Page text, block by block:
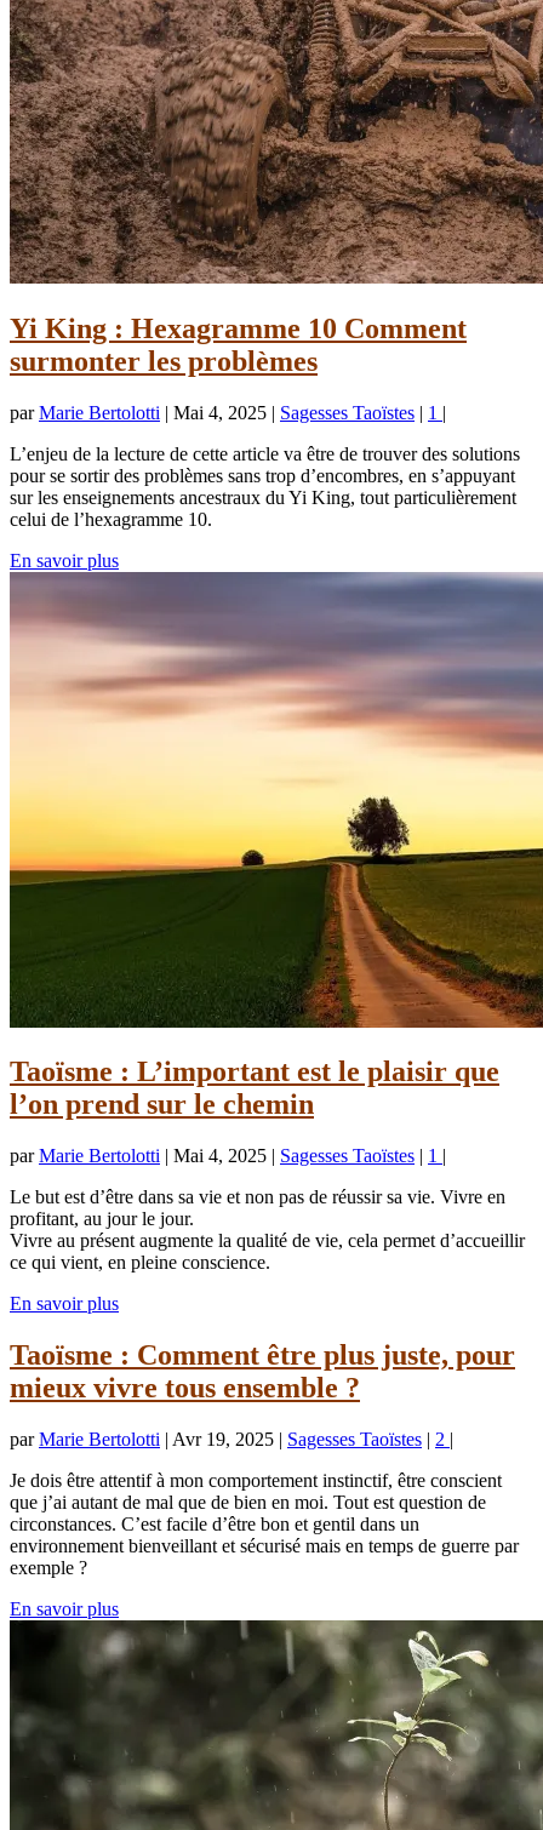
Yi King : Hexagramme 10 Comment
surmonter les problèmes
parMarie Bertolotti | Mai 4, 2025 | Sagesses Taoïstes | 1 |
L’enjeu de la lecture de cette article va être de trouver des solutions
pour se sortir des problèmes sans trop d’encombres, en s’appuyant
sur les enseignements ancestraux du Yi King, tout particulièrement
celui de l’hexagramme 10.
En savoir plus
Taoïsme : L’important est le plaisir que
l’on prend sur le chemin
parMarie Bertolotti | Mai 4, 2025 | Sagesses Taoïstes | 1 |
Le but est d’être dans sa vie et non pas de réussir sa vie. Vivre en
profitant, au jour le jour.
Vivre au présent augmente la qualité de vie, cela permet d’accueillir
ce qui vient, en pleine conscience.
En savoir plus
Taoïsme : Comment être plus juste, pour
mieux vivre tous ensemble ?
parMarie Bertolotti | Avr 19, 2025 | Sagesses Taoïstes | 2 |
Je dois être attentif à mon comportement instinctif, être conscient
que j’ai autant de mal que de bien en moi. Tout est question de
circonstances. C’est facile d’être bon et gentil dans un
environnement bienveillant et sécurisé mais en temps de guerre par
exemple ?
En savoir plus